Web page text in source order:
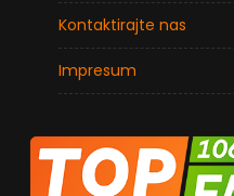
Kontaktirajte nas
Impresum